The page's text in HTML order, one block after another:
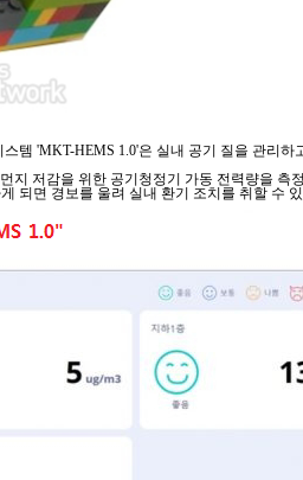
템 'MKT-HEMS 1.0'은 실내 공기 질을 관리
지 저감을 위한 공기청정기 가동 전력량을
되면 경보를 울려 실내 환기 조치를 취할